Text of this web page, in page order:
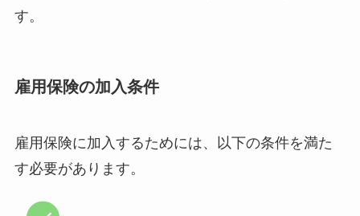
す。
雇用保険の加入条件
雇用保険に加入するためには、以下の条件を満た
す必要があります。